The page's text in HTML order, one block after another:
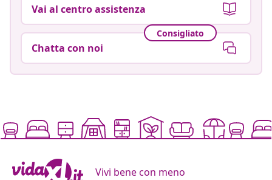
Vai al centro assistenza
Consigliato
Chatta con noi
Vivi bene con meno